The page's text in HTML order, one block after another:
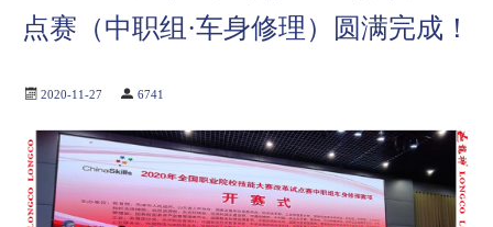
点赛（中职组·车身修理）圆满完成！
2020-11-27 6741